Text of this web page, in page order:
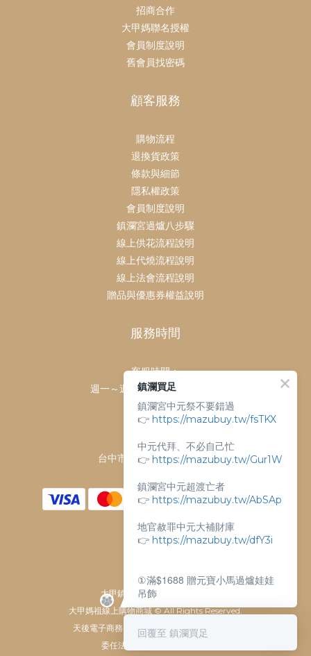
招商合作
大甲媽聯名授權
會員制度說明
舊會員找密碼
顧客服務
購物流程
退換貨政策
條款與細節
隱私權政策
會員制度說明
鎮瀾宮過爐八步驟
線上供花流程說明
線上代燒流程說明
線上法會流程說明
贈品與優惠券權益說明
服務時間
客服時間：
週一～週日 上午9點～下午6點
客服電話：
04-26763688
門市地址：
台中市大甲區順天路238號
大甲鎮瀾宮唯一指定 官方商城
大甲媽祖線上購物商城 © All Rights Reserved.
天後電子商務有限公司 / 統一編號 61929607
委任法律顧問：瀛睿律師事務
鎮瀾買足
鎮瀾宮中元祭不要錯過
👉 https://mazubuy.tw/fsTKX
中元代拜、不必自己忙
👉 https://mazubuy.tw/Gur1W
鎮瀾宮中元超渡亡者
👉 https://mazubuy.tw/AbSAp
地官赦罪中元大補財庫
👉 https://mazubuy.tw/dfY3i
①滿$1688 贈元寶小馬過爐娃娃
吊飾
回覆至 鎮瀾買足